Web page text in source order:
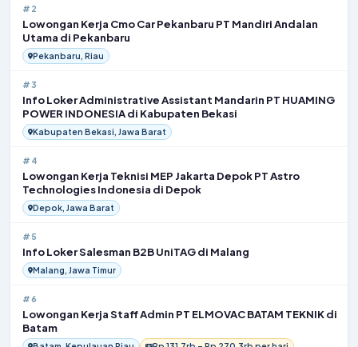
#2
Lowongan Kerja Cmo Car Pekanbaru PT Mandiri Andalan
Utama di Pekanbaru
Pekanbaru, Riau
#3
Info Loker Administrative Assistant Mandarin PT HUAMING
POWER INDONESIA di Kabupaten Bekasi
Kabupaten Bekasi, Jawa Barat
#4
Lowongan Kerja Teknisi MEP Jakarta Depok PT Astro
Technologies Indonesia di Depok
Depok, Jawa Barat
#5
Info Loker Salesman B2B UniTAG di Malang
Malang, Jawa Timur
#6
Lowongan Kerja Staff Admin PT ELMOVAC BATAM TEKNIK di
Batam